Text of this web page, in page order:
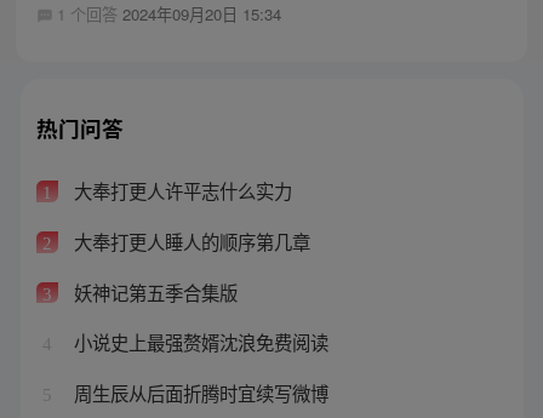
1 个回答 2024年09月20日 15:34
热门问答
1 大奉打更人许平志什么实力
2 大奉打更人睡人的顺序第几章
3 妖神记第五季合集版
4 小说史上最强赘婿沈浪免费阅读
5 周生辰从后面折腾时宜续写微博